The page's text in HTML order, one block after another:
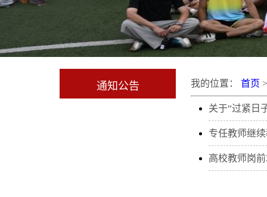
通知公告 我的位置： 首页
关于“过紧日
专任教师继
高校教师岗